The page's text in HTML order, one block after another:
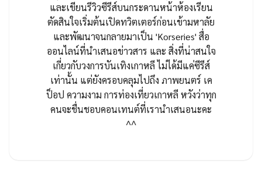
และเขียนรีวิวซีรีส์บนกระดานหน้าห้องเรียน
ตัดสินใจเริ่มต้นเปิดทวิตเตอร์ก่อนเข้ามหาลัย
และพัฒนาจนกลายมาเป็น 'Korseries' สื่อ
ออนไลน์ที่นำเสนอข่าวสาร และ สิ่งที่น่าสนใจ
เกี่ยวกับวงการบันเทิงเกาหลี ไม่ได้มีแค่ซีรีส์
เท่านั้น แต่ยังครอบคลุมไปถึง ภาพยนตร์ เค
ป็อป ความงาม การท่องเที่ยวเกาหลี หวังว่าทุก
คนจะชื่นชอบคอนเทนต์ที่เรานำเสนอนะคะ
^^